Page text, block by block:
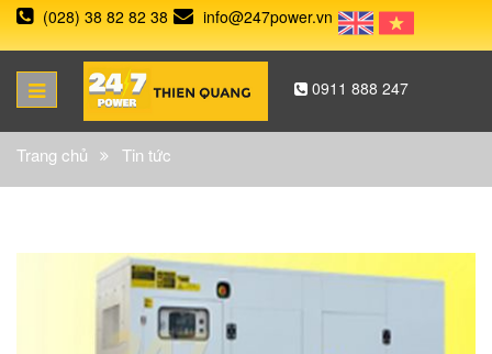
(028) 38 82 82 38 info@247power.vn
0911 888 247
Trang chủ Tin tức